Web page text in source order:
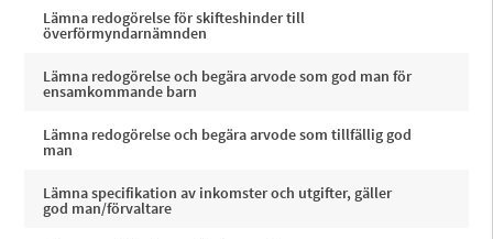
Lämna redogörelse för skifteshinder till
överförmyndarnämnden
Lämna redogörelse och begära arvode som god man för
ensamkommande barn
Lämna redogörelse och begära arvode som tillfällig god
man
Lämna specifikation av inkomster och utgifter, gäller
god man/förvaltare